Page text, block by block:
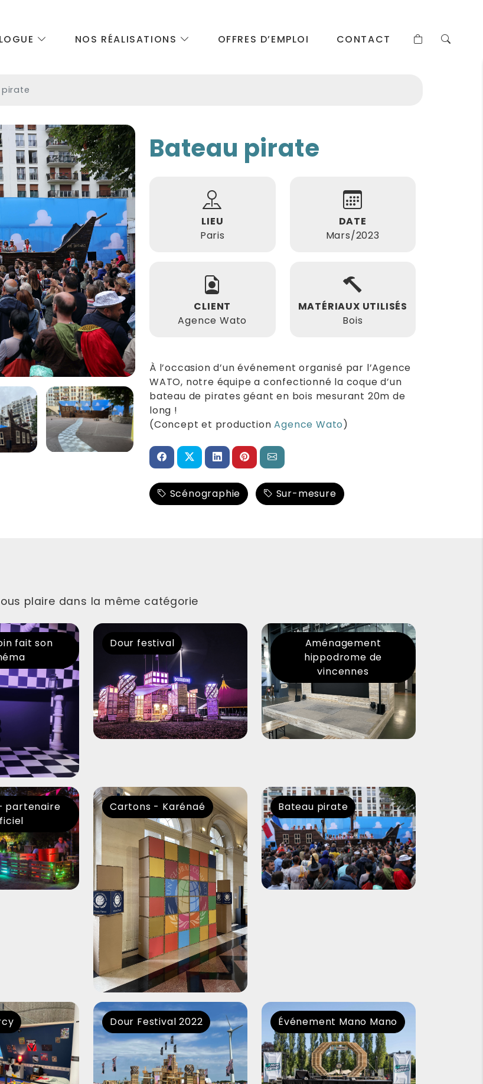
NOS RÉALISATIONS OFFRES D’EMPLOI CONTACT
Bateau pirate
LIEU
Paris
DATE
Mars/2023
CLIENT
Agence Wato
MATÉRIAUX UTILISÉS
Bois
À l’occasion d’un événement organisé par l’Agence
WATO, notre équipe a confectionné la coque d’un
bateau de pirates géant en bois mesurant 20m de
long !
(Concept et production Agence Wato)
Scénographie Sur-mesure
plaire dans la même catégorie
fait son
Dour festival
Aménagement
hippodrome de
vincennes
partenaire
Cartons - Karénaé Bateau pirate
Dour Festival 2022 Événement Mano Mano